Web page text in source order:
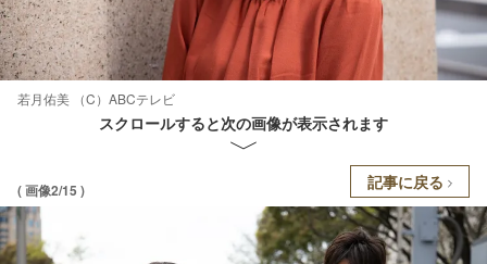
若月佑美 （C）ABCテレビ
スクロールすると次の画像が表示されます
( 画像2/15 ) 記事に戻る